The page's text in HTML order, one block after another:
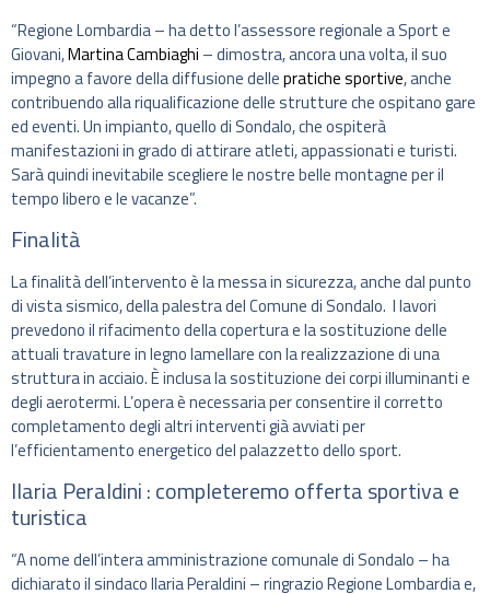
“Regione Lombardia – ha detto l’assessore regionale a Sport e
Giovani,Martina Cambiaghi – dimostra, ancora una volta, il suo
impegno a favore della diffusione dellepratiche sportive, anche
contribuendo alla riqualificazione delle strutture che ospitano gare
ed eventi. Un impianto, quello di Sondalo, che ospiterà
manifestazioni in grado di attirare atleti, appassionati e turisti.
Sarà quindi inevitabile scegliere le nostre belle montagne per il
tempo libero e le vacanze”.
Finalità
La finalità dell’intervento è la messa in sicurezza, anche dal punto
di vista sismico, della palestra del Comune di Sondalo. I lavori
prevedono il rifacimento della copertura e la sostituzione delle
attuali travature in legno lamellare con la realizzazione di una
struttura in acciaio. È inclusa la sostituzione dei corpi illuminanti e
degli aerotermi. L’opera è necessaria per consentire il corretto
completamento degli altri interventi già avviati per
l’efficientamento energetico del palazzetto dello sport.
Ilaria Peraldini : completeremo offerta sportiva e
turistica
“A nome dell’intera amministrazione comunale di Sondalo – ha
dichiarato il sindaco Ilaria Peraldini – ringrazio Regione Lombardia e,